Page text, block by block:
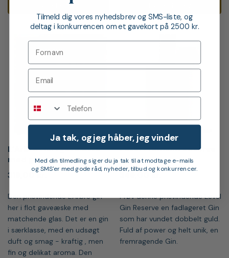
LÆG I KURV
L’Arbre Gin i gaveæske
med glas
319,00kr.
Den prisvindende L'Arbre gin
her i flot gaveæske med
matchende glas. Det er en gin
i særklasse, med en udsøgt
duft og smag - kraftig , men
fin og delikat aroma. Den
Level Premium Reserve
kr.
Prøv denne prisvindende Level
Gin Reserve en fadlageret Gin
som har vundet dobbelt guld.
Fuld af power og helt unik, en
fremragende Gin.
Tilmeld dig vores nyhedsbrev og SMS-liste, og
deltag i konkurrencen om et gavekort på 2500 kr.
Telefon
Ja tak, og jeg håber, jeg vinder
Med din tilmedling siger du ja tak til at modtage e-mails
og SMS'er med gode råd, nyheder, tilbud og konkurrencer.